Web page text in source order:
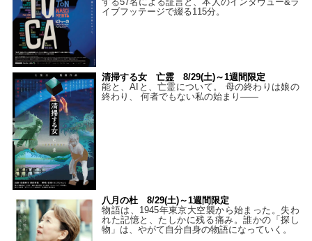
イブフッテージで綴る115分。
清掃する女 亡霊 8/29(土)～1週間限定
能と、AIと、亡霊について。 母の終わりは娘の
終わり、 何者でもない私の始まり――
八月の杜 8/29(土)～1週間限定
物語は、1945年東京大空襲から始まった。失わ
れた記憶と、たしかに残る痛み。誰かの「探し
物」は、やがて自分自身の物語になっていく。